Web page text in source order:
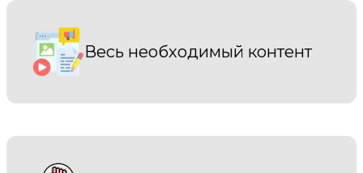
Весь необходимый контент